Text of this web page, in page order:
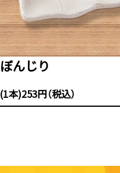
ぼんじり
(1本)253円（税込）